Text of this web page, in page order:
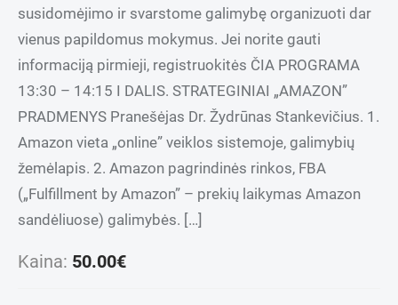
susidomėjimo ir svarstome galimybę organizuoti dar
vienus papildomus mokymus. Jei norite gauti
informaciją pirmieji, registruokitės ČIA PROGRAMA
13:30 – 14:15 I DALIS. STRATEGINIAI „AMAZON”
PRADMENYS Pranešėjas Dr. Žydrūnas Stankevičius. 1.
Amazon vieta „online” veiklos sistemoje, galimybių
žemėlapis. 2. Amazon pagrindinės rinkos, FBA
(„Fulfillment by Amazon” – prekių laikymas Amazon
sandėliuose) galimybės. […]
Kaina: 50.00€